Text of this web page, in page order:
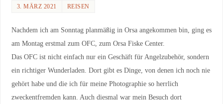
3. MÄRZ 2021 REISEN
Nachdem ich am Sonntag planmäßig in Orsa angekommen bin, ging es
am Montag erstmal zum OFC, zum Orsa Fiske Center.
Das OFC ist nicht einfach nur ein Geschäft für Angelzubehör, sondern
ein richtiger Wunderladen. Dort gibt es Dinge, von denen ich noch nie
gehört habe und die ich für meine Photographie so herrlich
zweckentfremden kann. Auch diesmal war mein Besuch dort